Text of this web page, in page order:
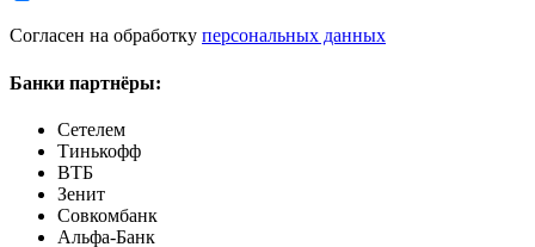
Согласен на обработку персональных данных
Банки партнёры:
Сетелем
Тинькофф
ВТБ
Зенит
Совкомбанк
Альфа-Банк